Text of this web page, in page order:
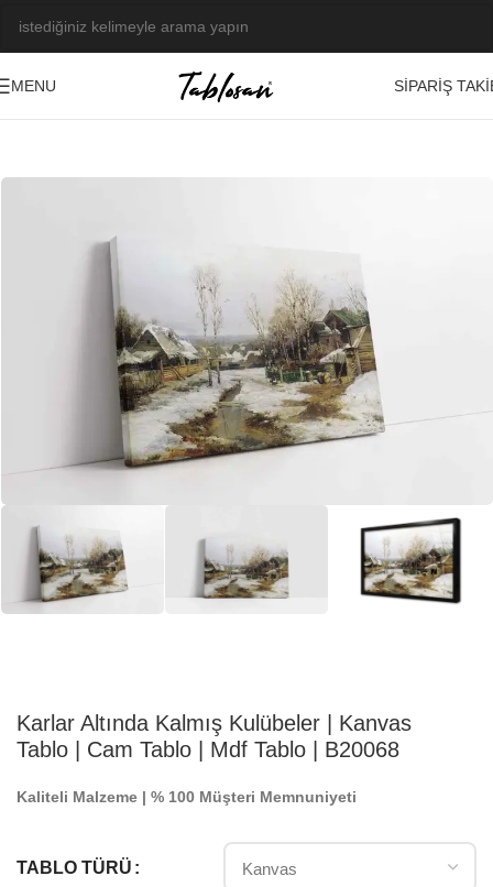
MENU
SIPARIŞ
Karlar Altında Kalmış Kulübeler | Kanvas
Tablo | Cam Tablo | Mdf Tablo | B20068
Kaliteli Malzeme | % 100 Müşteri Memnuniyeti
TABLO TÜRÜ